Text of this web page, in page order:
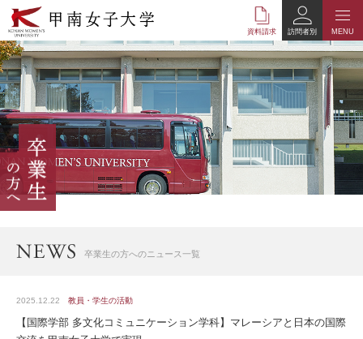
本
文
へ
の
リ
ン
ク
ナ
ビ
ゲ
ー
シ
ョ
資料請求 MENU
訪問者別
卒業生の方へのニュース一覧
2025.12.22 教員・学生の活動
【国際学部 多文化コミュニケーション学科】マレーシアと⽇本の国際